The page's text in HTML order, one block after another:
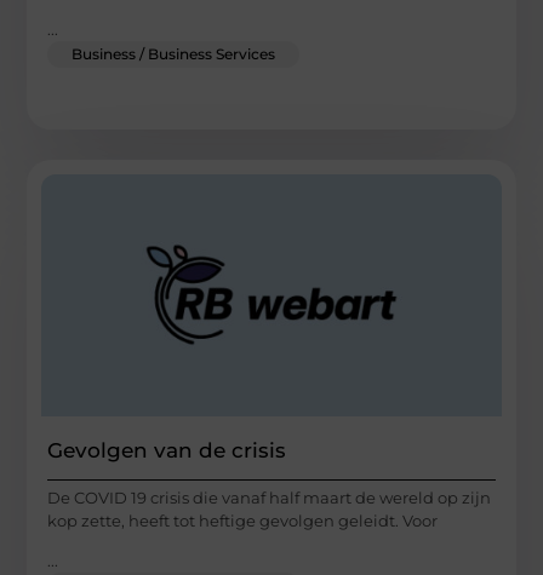
Business / Business Services
Gevolgen van de crisis
De COVID 19 crisis die vanaf half maart de wereld op zijn
kop zette, heeft tot heftige gevolgen geleidt. Voor